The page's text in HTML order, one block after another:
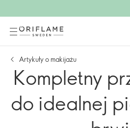
Artykuły o makijażu
Kompletny
do idealnej